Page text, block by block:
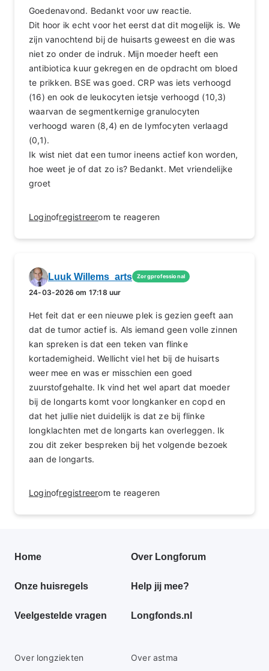
Goedenavond. Bedankt voor uw reactie.
Dit hoor ik echt voor het eerst dat dit mogelijk is. We
zijn vanochtend bij de huisarts geweest en die was
niet zo onder de indruk. Mijn moeder heeft een
antibiotica kuur gekregen en de opdracht om bloed
te prikken. BSE was goed. CRP was iets verhoogd
(16) en ook de leukocyten ietsje verhoogd (10,3)
waarvan de segmentkernige granulocyten
verhoogd waren (8,4) en de lymfocyten verlaagd
(0,1).
Ik wist niet dat een tumor ineens actief kon worden,
hoe weet je of dat zo is? Bedankt. Met vriendelijke
groet
Loginofregistreerom te reageren
Luuk Willems_arts Zorgprofessional
24-03-2026 om 17:18 uur
Het feit dat er een nieuwe plek is gezien geeft aan
dat de tumor actief is. Als iemand geen volle zinnen
kan spreken is dat een teken van flinke
kortademigheid. Wellicht viel het bij de huisarts
weer mee en was er misschien een goed
zuurstofgehalte. Ik vind het wel apart dat moeder
bij de longarts komt voor longkanker en copd en
dat het jullie niet duidelijk is dat ze bij flinke
longklachten met de longarts kan overleggen. Ik
zou dit zeker bespreken bij het volgende bezoek
aan de longarts.
Loginofregistreerom te reageren
Primair
menu
Home Over Longforum
Onze huisregels Help jij mee?
Veelgestelde vragen Longfonds.nl
Secundaire
Over longziekten Over astma